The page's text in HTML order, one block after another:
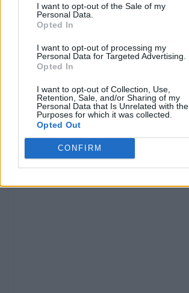
I want to opt-out of the Sale of my
Personal Data.
Opted In
I want to opt-out of processing my
Personal Data for Targeted Advertising.
Opted In
I want to opt-out of Collection, Use,
Retention, Sale, and/or Sharing of my
Personal Data that Is Unrelated with the
Purposes for which it was collected.
Opted Out
CONFIRM